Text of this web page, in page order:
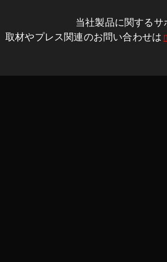
当社製品に関するサ
取材やプレス関連のお問い合わせは